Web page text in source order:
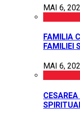
MAI 6,
FAMILIA
FAMILIEI
MAI 6,